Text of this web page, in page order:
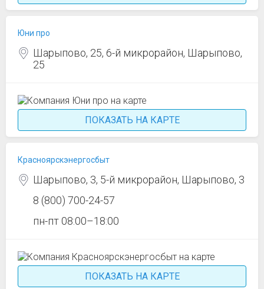
Юни про
Шарыпово, 25, 6-й микрорайон, Шарыпово,
25
ПОКАЗАТЬ НА КАРТЕ
Красноярскэнергосбыт
Шарыпово, 3, 5-й микрорайон, Шарыпово, 3
8 (800) 700-24-57
пн-пт 08:00–18:00
ПОКАЗАТЬ НА КАРТЕ